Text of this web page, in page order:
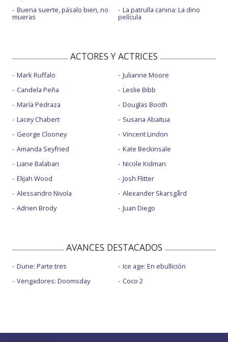
Buena suerte, pásalo bien, no
mueras
La patrulla canina: La dino
película
ACTORES Y ACTRICES
Mark Ruffalo
Candela Peña
María Pedraza
Lacey Chabert
George Clooney
Amanda Seyfried
Liane Balaban
Elijah Wood
Alessandro Nivola
Adrien Brody
Julianne Moore
Leslie Bibb
Douglas Booth
Susana Abaitua
Vincent Lindon
Kate Beckinsale
Nicole Kidman
Josh Flitter
Alexander Skarsgård
Juan Diego
AVANCES DESTACADOS
Dune: Parte tres
Vengadores: Doomsday
Ice age: En ebullición
Coco 2